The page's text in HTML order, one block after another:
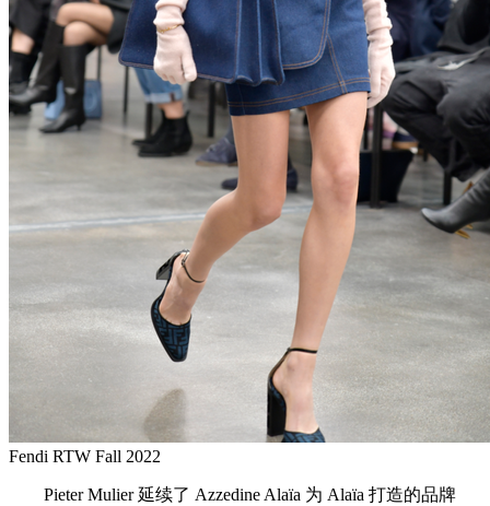
Fendi RTW Fall 2022
Pieter Mulier 延续了 Azzedine Alaïa 为 Alaïa 打造的品牌